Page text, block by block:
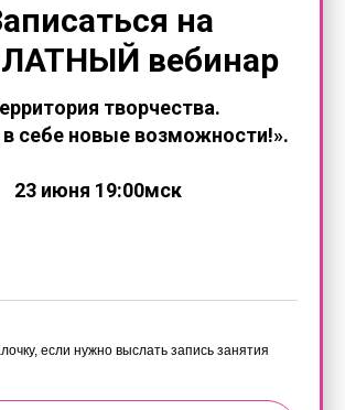
на
вебинар
творчества.
в себе новые возможности!».
23 июня 19:00мск
если нужно выслать запись занятия